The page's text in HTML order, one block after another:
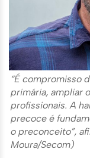
“É compromisso
primária, ampliar
profissionais. A
precoce é
o preconceito”,
Moura/Secom)